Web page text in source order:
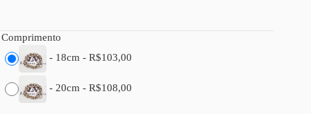
Comprimento
- 18cm - R$103,00
- 20cm - R$108,00